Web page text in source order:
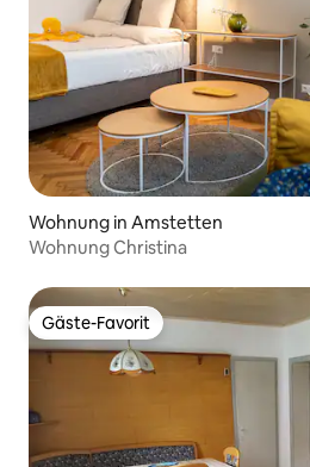
Wohnung in Amstetten
Wohnung Christina
Gäste-Favorit
Gäste-Favorit